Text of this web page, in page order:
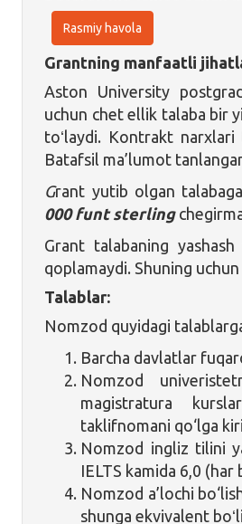
Rasmiy havola
Grantning manfaatli
Aston University
uchun chet ellik talaba bir
toʻlaydi. Kontrakt
Batafsil ma’lumot
Grant yutib olgan
000 funt sterling
Grant talabaning
qoplamaydi. Shuning
Talablar:
Nomzod quyidagi
Barcha davlatlar
Nomzod
magistratura
taklifnomani qo‘lga
Nomzod ingliz tilini
IELTS kamida 6,0
Nomzod a’lochi
shunga ekvivalent